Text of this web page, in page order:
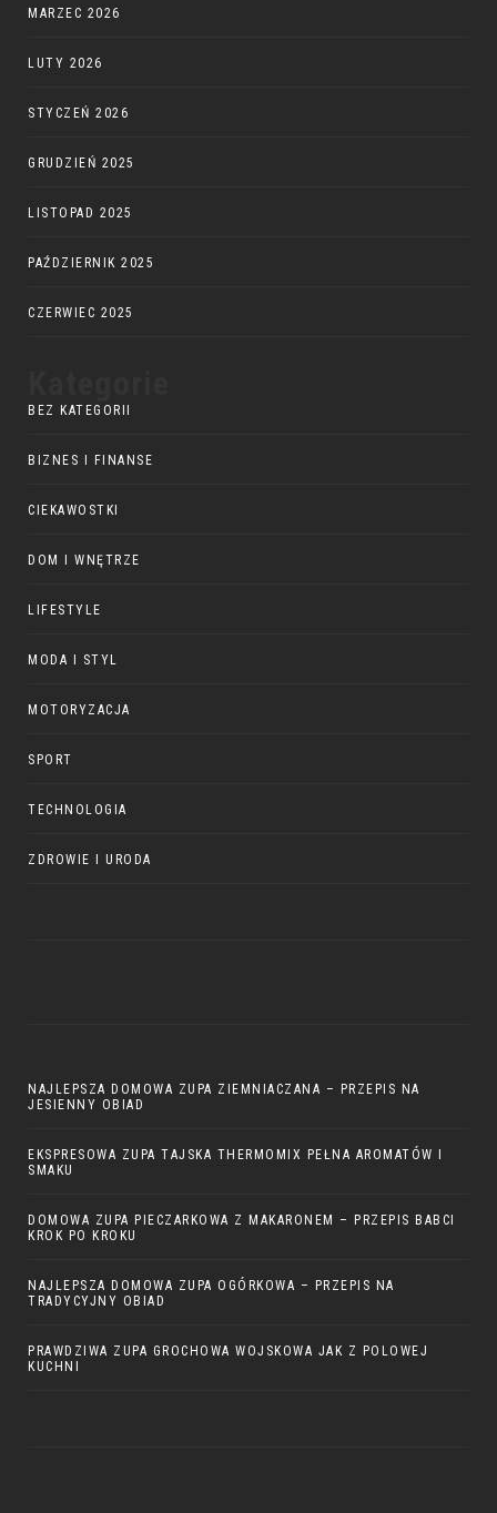
MARZEC 2026
LUTY 2026
STYCZEŃ 2026
GRUDZIEŃ 2025
LISTOPAD 2025
PAŹDZIERNIK 2025
CZERWIEC 2025
BEZ KATEGORII
BIZNES I FINANSE
CIEKAWOSTKI
DOM I WNĘTRZE
LIFESTYLE
MODA I STYL
MOTORYZACJA
SPORT
TECHNOLOGIA
ZDROWIE I URODA
NAJLEPSZA DOMOWA ZUPA ZIEMNIACZANA – PRZEPIS NA
JESIENNY OBIAD
EKSPRESOWA ZUPA TAJSKA THERMOMIX PEŁNA AROMATÓW I
SMAKU
DOMOWA ZUPA PIECZARKOWA Z MAKARONEM – PRZEPIS BABCI
KROK PO KROKU
NAJLEPSZA DOMOWA ZUPA OGÓRKOWA – PRZEPIS NA
TRADYCYJNY OBIAD
PRAWDZIWA ZUPA GROCHOWA WOJSKOWA JAK Z POLOWEJ
KUCHNI